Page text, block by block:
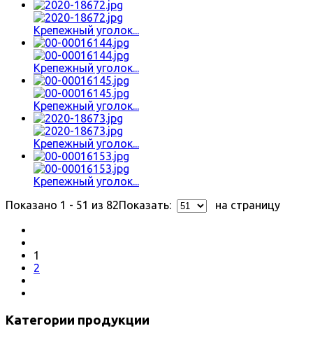
Крепежный уголок...
Крепежный уголок...
Крепежный уголок...
Крепежный уголок...
Крепежный уголок...
Показано 1 - 51 из 82Показать: на страницу
1
2
Категории продукции